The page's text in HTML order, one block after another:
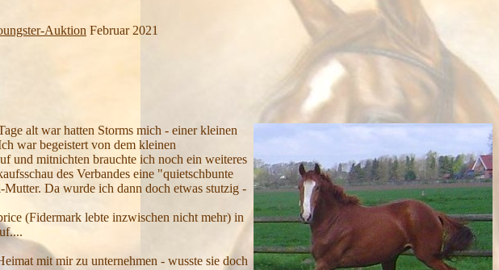
Auktion Februar 2021
alt war hatten Storms mich - einer kleinen
war begeistert von dem kleinen
und mitnichten brauchte ich noch ein weiteres
des Verbandes eine "quietschbunte
Da wurde ich dann doch etwas stutzig -
(Fidermark lebte inzwischen nicht mehr) in
mit mir zu unternehmen - wusste sie doch